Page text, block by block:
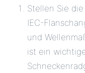
Stellen Sie
IEC-
und
ist ein